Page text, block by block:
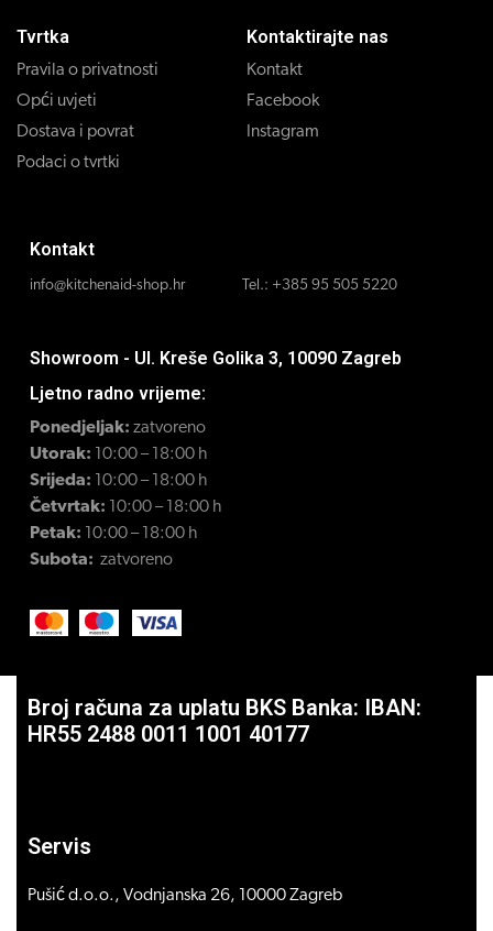
Tvrtka
Pravila o privatnosti
Opći uvjeti
Dostava i povrat
Podaci o tvrtki
Kontaktirajte nas
Kontakt
Facebook
Instagram
Kontakt
info@kitchenaid-shop.hr Tel.: +385 95 505 5220
Showroom - Ul. Kreše Golika 3, 10090 Zagreb
Ljetno radno vrijeme:
Ponedjeljak: zatvoreno
Utorak: 10:00 – 18:00 h
Srijeda: 10:00 – 18:00 h
Četvrtak: 10:00 – 18:00 h
Petak: 10:00 – 18:00 h
Subota: zatvoreno
Broj računa za uplatu BKS Banka: IBAN:
HR55 2488 0011 1001 40177
Servis
Pušić d.o.o., Vodnjanska 26, 10000 Zagreb